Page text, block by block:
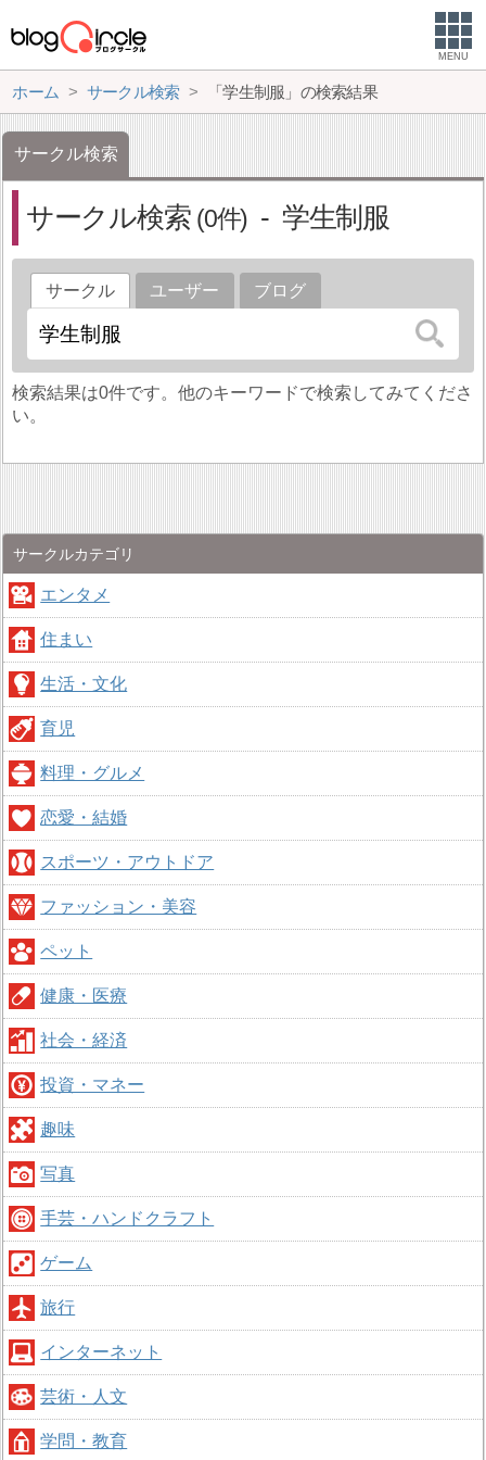
MENU
ホーム サークル検索 「学生制服」の検索結果
サークル検索
サークル検索 0 学生制服
サークル ユーザー ブログ
検索結果は0件です。他のキーワードで検索してみてくださ
い。
サークルカテゴリ
エンタメ
住まい
生活・文化
育児
料理・グルメ
恋愛・結婚
スポーツ・アウトドア
ファッション・美容
ペット
健康・医療
社会・経済
投資・マネー
趣味
写真
手芸・ハンドクラフト
ゲーム
旅行
インターネット
芸術・人文
学問・教育